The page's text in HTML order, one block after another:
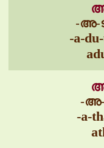
-അ-
-a-
-
-a-